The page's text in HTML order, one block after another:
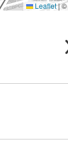
Leaflet|©